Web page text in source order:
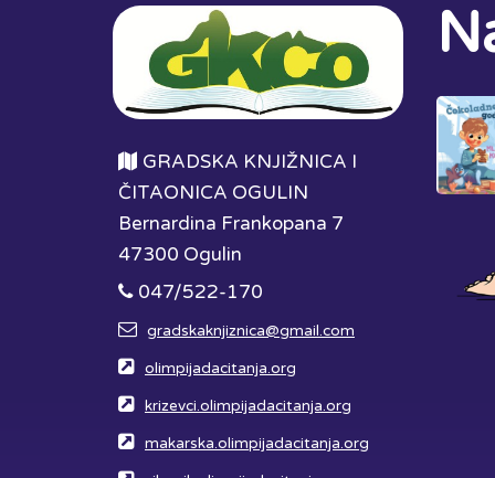
GRADSKA KNJIŽNICA I
ČITAONICA OGULIN
Bernardina Frankopana 7
47300 Ogulin
047/522-170
gradskaknjiznica@gmail.com
olimpijadacitanja.org
krizevci.olimpijadacitanja.org
makarska.olimpijadacitanja.org